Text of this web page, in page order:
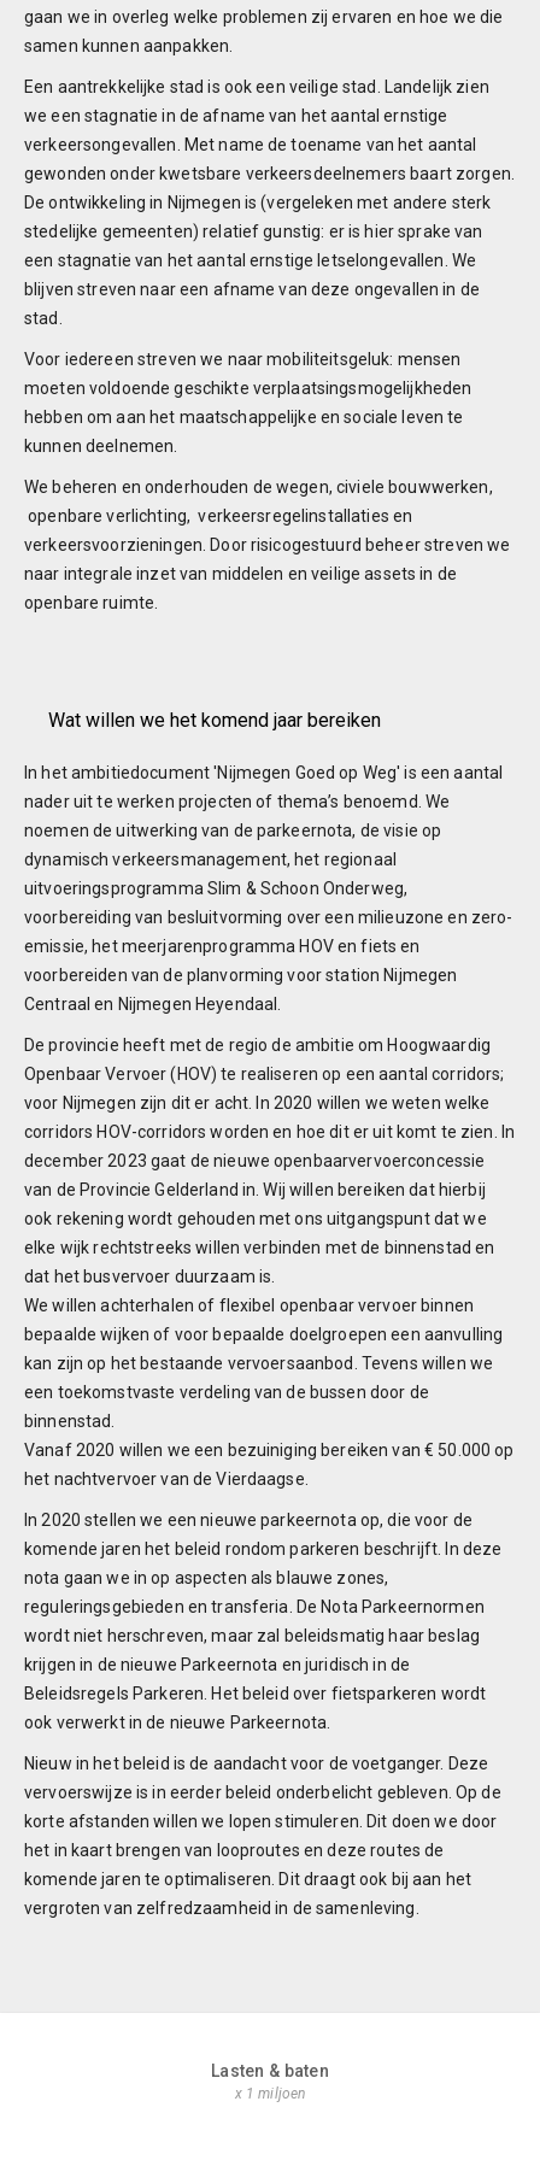
gaan we in overleg welke problemen zij ervaren en hoe we die
samen kunnen aanpakken.
Een aantrekkelijke stad is ook een veilige stad. Landelijk zien
we een stagnatie in de afname van het aantal ernstige
verkeersongevallen. Met name de toename van het aantal
gewonden onder kwetsbare verkeersdeelnemers baart zorgen.
De ontwikkeling in Nijmegen is (vergeleken met andere sterk
stedelijke gemeenten) relatief gunstig: er is hier sprake van
een stagnatie van het aantal ernstige letselongevallen. We
blijven streven naar een afname van deze ongevallen in de
stad.
Voor iedereen streven we naar mobiliteitsgeluk: mensen
moeten voldoende geschikte verplaatsingsmogelijkheden
hebben om aan het maatschappelijke en sociale leven te
kunnen deelnemen.
We beheren en onderhouden de wegen, civiele bouwwerken,
openbare verlichting, verkeersregelinstallaties en
verkeersvoorzieningen. Door risicogestuurd beheer streven we
naar integrale inzet van middelen en veilige assets in de
openbare ruimte.
Wat willen we het komend jaar bereiken
In het ambitiedocument 'Nijmegen Goed op Weg' is een aantal
nader uit te werken projecten of thema’s benoemd. We
noemen de uitwerking van de parkeernota, de visie op
dynamisch verkeersmanagement, het regionaal
uitvoeringsprogramma Slim & Schoon Onderweg,
voorbereiding van besluitvorming over een milieuzone en zero-
emissie, het meerjarenprogramma HOV en fiets en
voorbereiden van de planvorming voor station Nijmegen
Centraal en Nijmegen Heyendaal.
De provincie heeft met de regio de ambitie om Hoogwaardig
Openbaar Vervoer (HOV) te realiseren op een aantal corridors;
voor Nijmegen zijn dit er acht. In 2020 willen we weten welke
corridors HOV-corridors worden en hoe dit er uit komt te zien. In
december 2023 gaat de nieuwe openbaarvervoerconcessie
van de Provincie Gelderland in. Wij willen bereiken dat hierbij
ook rekening wordt gehouden met ons uitgangspunt dat we
elke wijk rechtstreeks willen verbinden met de binnenstad en
dat het busvervoer duurzaam is.
We willen achterhalen of flexibel openbaar vervoer binnen
bepaalde wijken of voor bepaalde doelgroepen een aanvulling
kan zijn op het bestaande vervoersaanbod. Tevens willen we
een toekomstvaste verdeling van de bussen door de
binnenstad.
Vanaf 2020 willen we een bezuiniging bereiken van € 50.000 op
het nachtvervoer van de Vierdaagse.
In 2020 stellen we een nieuwe parkeernota op, die voor de
komende jaren het beleid rondom parkeren beschrijft. In deze
nota gaan we in op aspecten als blauwe zones,
reguleringsgebieden en transferia. De Nota Parkeernormen
wordt niet herschreven, maar zal beleidsmatig haar beslag
krijgen in de nieuwe Parkeernota en juridisch in de
Beleidsregels Parkeren. Het beleid over fietsparkeren wordt
ook verwerkt in de nieuwe Parkeernota.
Nieuw in het beleid is de aandacht voor de voetganger. Deze
vervoerswijze is in eerder beleid onderbelicht gebleven. Op de
korte afstanden willen we lopen stimuleren. Dit doen we door
het in kaart brengen van looproutes en deze routes de
komende jaren te optimaliseren. Dit draagt ook bij aan het
vergroten van zelfredzaamheid in de samenleving.
Lasten & baten
x 1 miljoen